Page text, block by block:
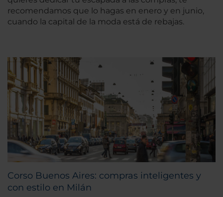
recomendamos que lo hagas en enero y en junio,
cuando la capital de la moda está de rebajas.
Corso Buenos Aires: compras inteligentes y
con estilo en Milán